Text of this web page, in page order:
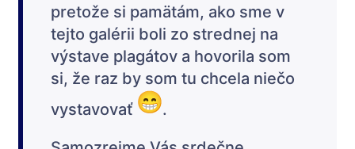
pretože si pamätám, ako sme v
tejto galérii boli zo strednej na
výstave plagátov a hovorila som
si, že raz by som tu chcela niečo
vystavovať
.